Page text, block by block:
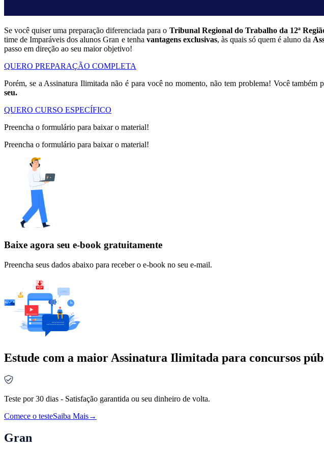
Se você quiser uma preparação diferenciada para o Tribunal Regional do Trabalho da 12ª
time de Imparáveis dos alunos Gran e tenha vantagens exclusivas, às quais só quem é aluno da
passo em direção ao seu maior objetivo!
QUERO PREPARAÇÃO COMPLETA
Porém, se a Assinatura Ilimitada não é para você no momento, não tem problema! Você também
seu.
QUERO CURSO ESPECÍFICO
Preencha o formulário para baixar o material!
Preencha o formulário para baixar o material!
Baixe agora seu e-book gratuitamente
Preencha seus dados abaixo para receber o e-book no seu e-mail.
Estude com a maior Assinatura Ilimitada para concursos
Teste por 30 dias - Satisfação garantida ou seu dinheiro de volta.
Comece o testeSaiba Mais→
Gran